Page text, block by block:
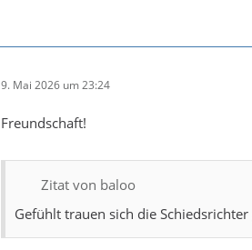
9. Mai 2026 um 23:24
Freundschaft!
Zitat von baloo
Gefühlt trauen sich die